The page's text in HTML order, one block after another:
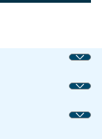
Toon
Toon
Toon